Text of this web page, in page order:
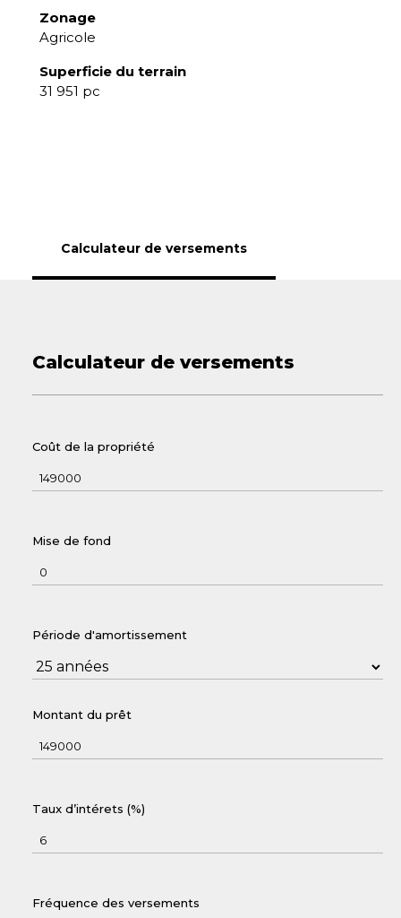
Zonage
Agricole
Superficie du terrain
31 951 pc
Calculateur de versements
Calculateur de versements
Coût de la propriété
Mise de fond
Période d'amortissement
Montant du prêt
Taux d’intérets (%)
Fréquence des versements